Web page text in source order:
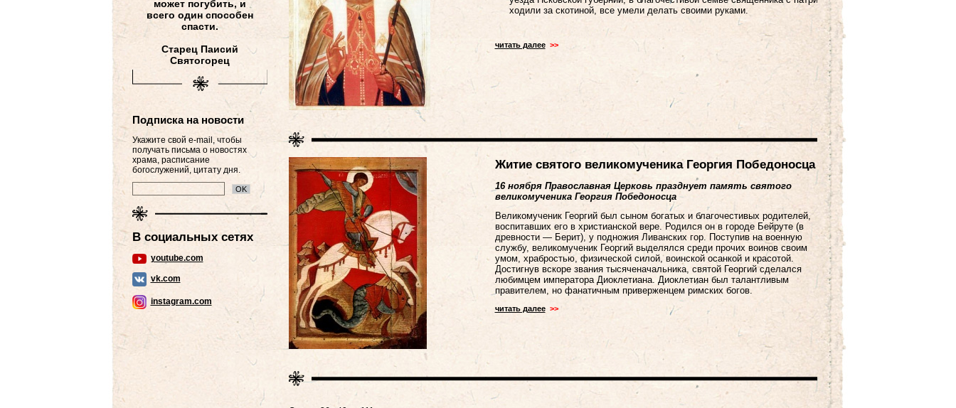
может погубить, и
всего один способен
спасти.
Старец Паисий
Святогорец
Подписка на новости
Укажите свой e-mail, чтобы
получать письма о новостях
храма, расписание
богослужений, цитату дня.
В социальных сетях
youtube.com
vk.com
instagram.com
ходили за скотиной, все умели делать своими руками.
читать далее>>
Житие святого великомученика Георгия Победоносца
16 ноября Православная Церковь празднует память святого
великомученика Георгия Победоносца
Великомученик Георгий был сыном богатых и благочестивых родителей,
воспитавших его в христианской вере. Родился он в городе Бейруте (в
древности — Берит), у подножия Ливанских гор. Поступив на военную
службу, великомученик Георгий выделялся среди прочих воинов своим
умом, храбростью, физической силой, воинской осанкой и красотой.
Достигнув вскоре звания тысяченачальника, святой Георгий сделался
любимцем императора Диоклетиана. Диоклетиан был талантливым
правителем, но фанатичным приверженцем римских богов.
читать далее>>